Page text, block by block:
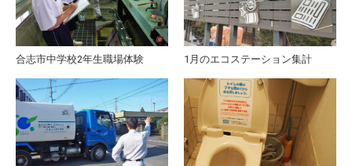
合志市中学校2年生職場体験 1月のエコステーション集計